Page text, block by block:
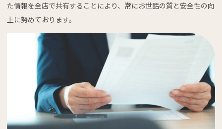
た情報を全店で共有することにより、常にお世話の質と安全性の向
上に努めております。